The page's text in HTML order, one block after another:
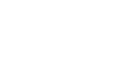
cấu trúc của thai nhi, bao
ếch.